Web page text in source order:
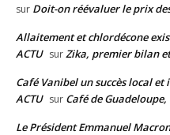
sur Doit-on réévaluer le prix
Allaitement et chlordécone
ACTU surZika, premier bilan
Café Vanibel un succès local
ACTU sur Café de
Le Président Emmanuel